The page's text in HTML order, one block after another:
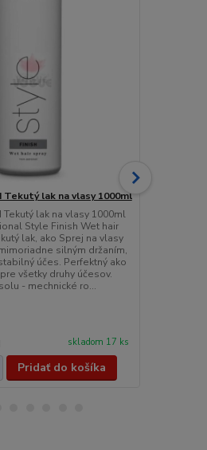
Tekutý lak na vlasy 1000ml
Tekutý lak na vlasy 1000ml
Style Finish Wet hair
lak, ako Sprej na vlasy
silným držaním,
účes. Perfektný ako
všetky druhy účesov.
- mechnické ro...
skladom 17 ks
Pridať do košíka